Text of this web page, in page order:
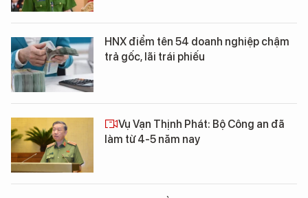
HNX điểm tên 54 doanh nghiệp chậm
trả gốc, lãi trái phiếu
Vụ Vạn Thịnh Phát: Bộ Công an đã
làm từ 4-5 năm nay